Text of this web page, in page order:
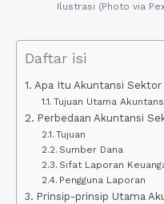
Ilustrasi (Photo via
Daftar isi
Apa Itu Akuntansi Sektor
Tujuan Utama
Perbedaan Akuntansi
Tujuan
Sumber Dana
Sifat Laporan
Pengguna Laporan
Prinsip-prinsip Utama